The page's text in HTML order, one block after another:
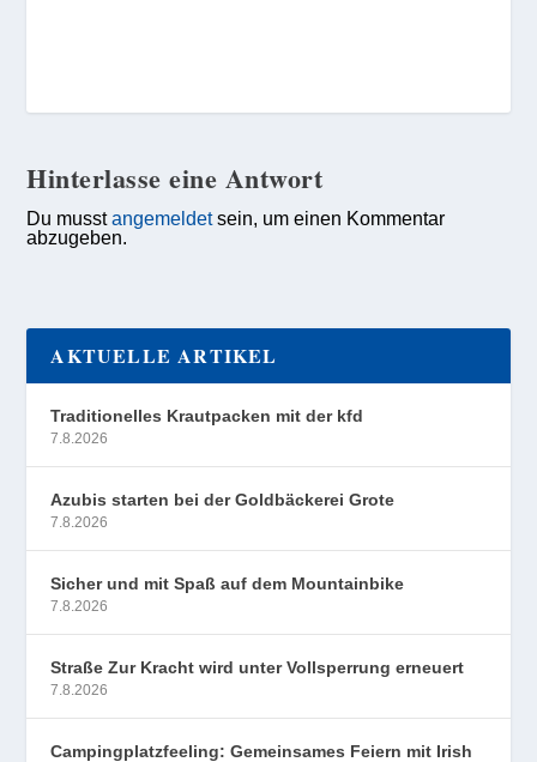
Hinterlasse eine Antwort
Du musstangemeldetsein, um einen Kommentar
abzugeben.
AKTUELLE ARTIKEL
Traditionelles Krautpacken mit der kfd
7.8.2026
Azubis starten bei der Goldbäckerei Grote
7.8.2026
Sicher und mit Spaß auf dem Mountainbike
7.8.2026
Straße Zur Kracht wird unter Vollsperrung erneuert
7.8.2026
Campingplatzfeeling: Gemeinsames Feiern mit Irish